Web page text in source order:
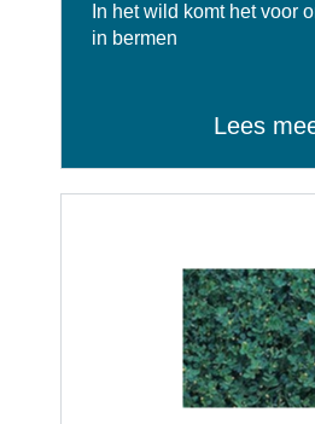
In het wild komt het voor
in bermen
Lees